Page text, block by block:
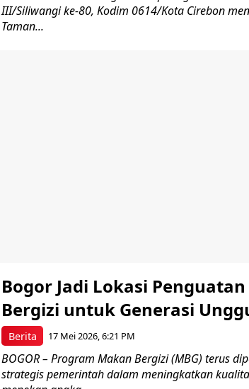
III/Siliwangi ke-80, Kodim 0614/Kota Cirebon
Taman...
Berita
Bogor Jadi Lokasi
Bergizi untuk Generasi
17 Mei 2026, 6:21 PM
BOGOR – Program Makan Bergizi (MBG) terus
strategis pemerintah dalam meningkatkan